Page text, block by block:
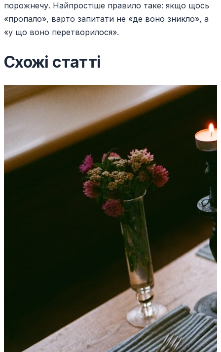
порожнечу. Найпростіше правило таке: якщо щось
«пропало», варто запитати не «де воно зникло», а
«у що воно перетворилося».
Схожі статті